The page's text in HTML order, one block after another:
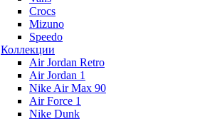
Crocs
Mizuno
Speedo
Коллекции
Air Jordan Retro
Air Jordan 1
Nike Air Max 90
Air Force 1
Nike Dunk